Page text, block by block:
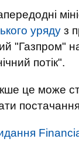
уряду з
"Газпром"
потік".
це може